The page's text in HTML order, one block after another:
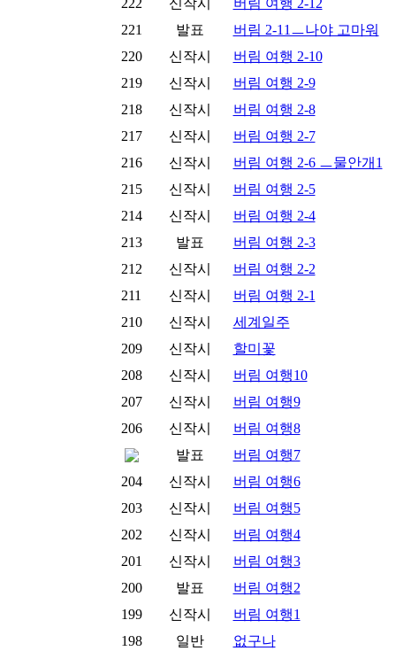
222
신작시
버림 여행 2-12
221
발표
버림 2-11ㅡ나야 고마워
220
신작시
버림 여행 2-10
219
신작시
버림 여행 2-9
218
신작시
버림 여행 2-8
217
신작시
버림 여행 2-7
216
신작시
버림 여행 2-6 ㅡ물안개1
215
신작시
버림 여행 2-5
214
신작시
버림 여행 2-4
213
발표
버림 여행 2-3
212
신작시
버림 여행 2-2
211
신작시
버림 여행 2-1
210
신작시
세계일주
209
신작시
할미꽃
208
신작시
버림 여행10
207
신작시
버림 여행9
206
신작시
버림 여행8
발표
버림 여행7
204
신작시
버림 여행6
203
신작시
버림 여행5
202
신작시
버림 여행4
201
신작시
버림 여행3
200
발표
버림 여행2
199
신작시
버림 여행1
198
일반
없구나